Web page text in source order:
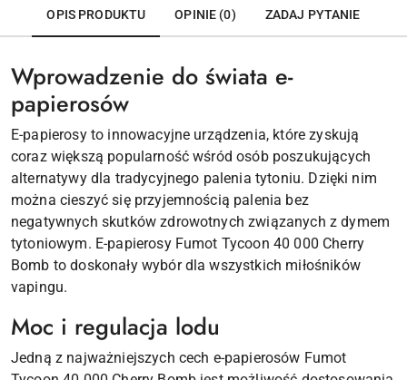
OPIS PRODUKTU OPINIE (0) ZADAJ PYTANIE
Wprowadzenie do świata e-
papierosów
E-papierosy to innowacyjne urządzenia, które zyskują
coraz większą popularność wśród osób poszukujących
alternatywy dla tradycyjnego palenia tytoniu. Dzięki nim
można cieszyć się przyjemnością palenia bez
negatywnych skutków zdrowotnych związanych z dymem
tytoniowym. E-papierosy Fumot Tycoon 40 000 Cherry
Bomb to doskonały wybór dla wszystkich miłośników
vapingu.
Moc i regulacja lodu
Jedną z najważniejszych cech e-papierosów Fumot